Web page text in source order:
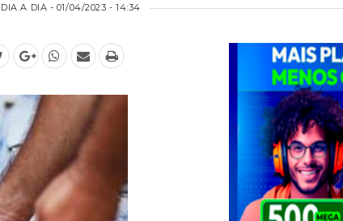
A DIA - 01/04/2023 - 14:34